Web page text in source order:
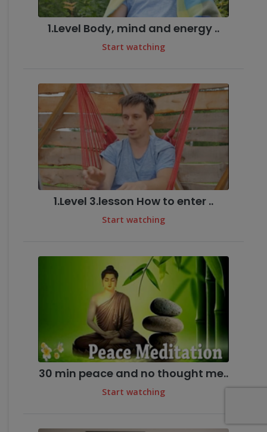
1.Level Body, mind and energy ..
Start watching
1.Level 3.lesson How to enter ..
Start watching
30 min peace and no thought me..
Start watching